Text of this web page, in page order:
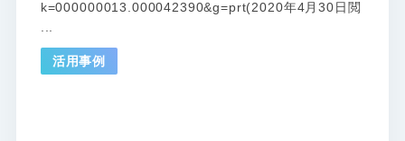
k=000000013.000042390&g=prt(2020年4月30日閲
活用事例